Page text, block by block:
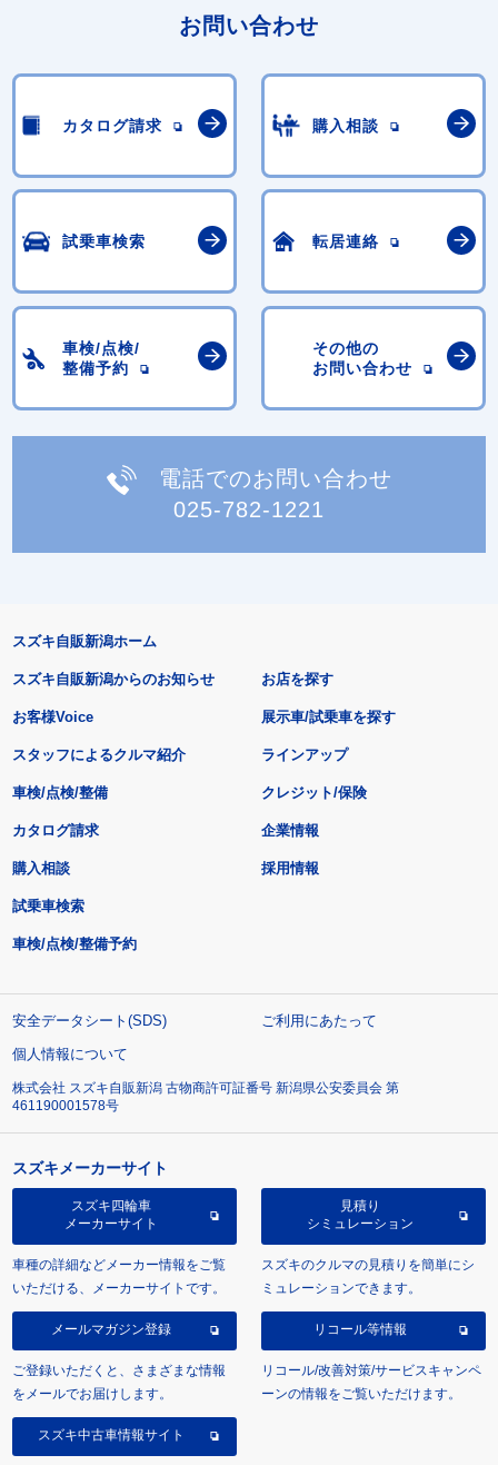
お問い合わせ
カタログ請求 購入相談
試乗車検索 転居連絡
車検/点検/
整備予約
その他の
お問い合わせ
電話でのお問い合わせ
025-782-1221
スズキ自販新潟ホーム
スズキ自販新潟からのお知らせ
お客様Voice
スタッフによるクルマ紹介
お店を探す
展示車/試乗車を探す
ラインアップ
車検/点検/整備 クレジット/保険
カタログ請求
購入相談
試乗車検索
車検/点検/整備予約
企業情報
採用情報
安全データシート(SDS)
ご利用にあたって
個人情報について
株式会社 スズキ自販新潟 古物商許可証番号 新潟県公安委員会 第
461190001578号
スズキメーカーサイト
スズキ四輪車
メーカーサイト
車種の詳細などメーカー情報をご覧
いただける、メーカーサイトです。
見積り
シミュレーション
スズキのクルマの見積りを簡単にシ
ミュレーションできます。
メールマガジン登録
ご登録いただくと、さまざまな情報
をメールでお届けします。
リコール等情報
リコール/改善対策/サービスキャンペ
ーンの情報をご覧いただけます。
スズキ中古車情報サイト